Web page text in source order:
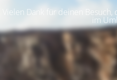
Vielen Dank für deinen
im